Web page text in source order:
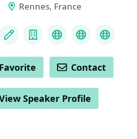
Rennes, France
Blog Company
BlueskyMastodonLinktree
Favorite Contact
Speaker Profile